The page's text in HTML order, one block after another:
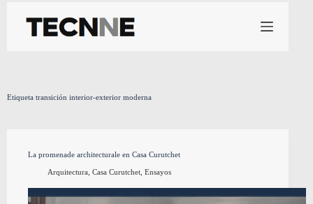
contenido
Etiqueta transición interior-exterior moderna
La promenade architecturale en Casa Curutchet
Arquitectura, Casa Curutchet, Ensayos